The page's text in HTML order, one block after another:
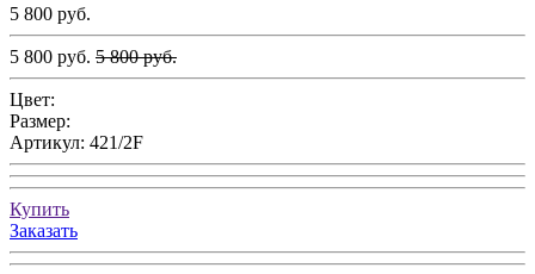
5 800 руб.
5 800 руб. 5 800 руб.
Цвет:
Размер:
Артикул: 421/2F
Купить
Заказать